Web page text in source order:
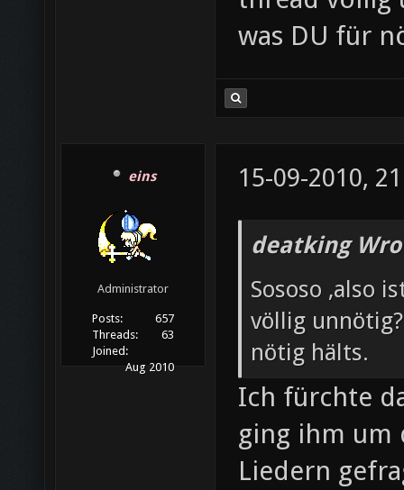
was DU für
eins
Administrator
Posts:
657
Threads:
63
Joined:
Aug 2010
15-09-2010,
deatking
Sososo ,also
völlig
nötig hälts.
Ich fürchte
ging ihm um
Liedern